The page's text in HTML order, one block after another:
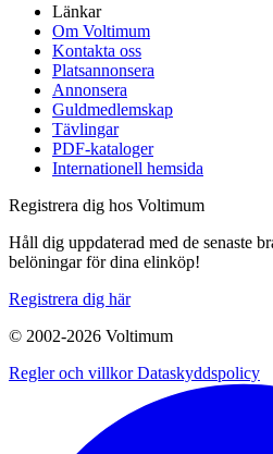
Länkar
Om Voltimum
Kontakta oss
Platsannonsera
Annonsera
Guldmedlemskap
Tävlingar
PDF-kataloger
Internationell hemsida
Registrera dig hos Voltimum
Håll dig uppdaterad med de senaste
belöningar för dina elinköp!
Registrera dig här
© 2002-2026 Voltimum
Regler och villkorDataskyddspolicy